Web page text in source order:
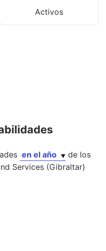
Activos
en el año
de los
Services (Gibraltar)